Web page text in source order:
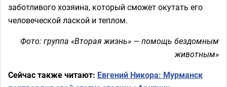
заботливого хозяина, который сможет окутать его
человеческой лаской и теплом.
Фото: группа «Вторая жизнь» — помощь бездомным
животным»
Сейчас также читают: Евгений Никора: Мурманск